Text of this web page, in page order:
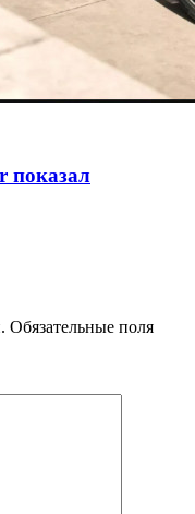
показал
Обязательные поля